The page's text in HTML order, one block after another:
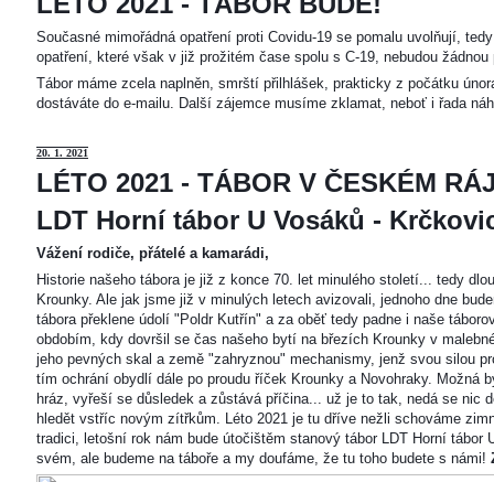
Současné mimořádná opatření proti Covidu-19 se pomalu uvolňují,
opatření, které však v již prožitém čase spolu s C-19, nebudou žádnou
Tábor máme zcela naplněn, smrští přilhlášek, prakticky z počátku
dostáváte do e-mailu. Další zájemce musíme zklamat, neboť i řada
20. 1. 2021
LÉTO 2021 - TÁBOR V ČESKÉM
LDT Horní tábor U Vosáků -
Vážení rodiče, přátelé a kamarádi,
Historie našeho tábora je již z konce 70. let minulého století... tedy
Krounky. Ale jak jsme již v minulých letech avizovali, jednoho dne
tábora překlene údolí "Poldr Kutřín" a za oběť tedy padne i naše
obdobím, kdy dovršil se čas našeho bytí na březích Krounky v
jeho pevných skal a země "zahryznou" mechanismy, jenž svou silou
tím ochrání obydlí dále po proudu říček Krounky a Novohraky. Možná
hráz, vyřeší se důsledek a zůstává příčina... už je to tak, nedá se nic
hledět vstříc novým zítřkům. Léto 2021 je tu dříve nežli schováme
tradici, letošní rok nám bude útočištěm stanový tábor LDT Horní tábor
svém, ale budeme na táboře a my doufáme, že tu toho budete s námi!